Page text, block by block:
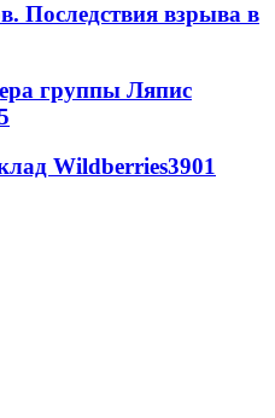
Последствия взрыва в
группы Ляпис
Wildberries3901